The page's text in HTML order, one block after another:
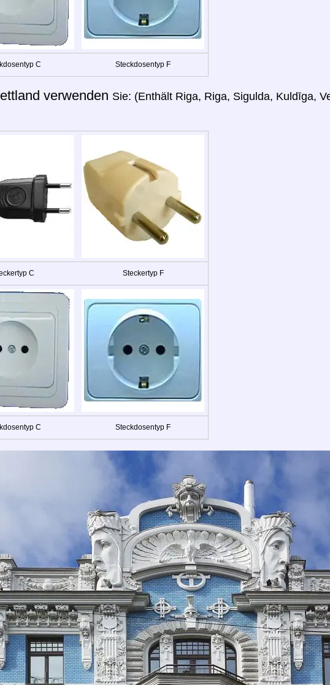
C Steckdosentyp F
verwenden Sie: (Enthält Riga, Riga, Sigulda, Kuldīga,
C Steckertyp F
C Steckdosentyp F